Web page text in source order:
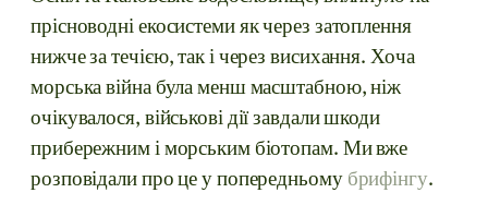
прісноводні екосистеми як через затоплення
нижче за течією, так і через висихання. Хоча
морська війна була менш масштабною, ніж
очікувалося, військові дії завдали шкоди
прибережним і морським біотопам. Ми вже
розповідали про це у попередньому брифінгу.